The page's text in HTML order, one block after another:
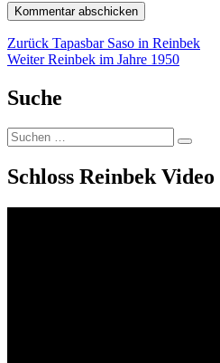
Beitragsnavigation
Zurück Vorheriger
Beitrag:
Tapasbar Saso in Reinbek
Weiter Nächster
Reinbek im Jahre 1950
Suche
Suchen
nach:
Suchen
Schloss Reinbek Video